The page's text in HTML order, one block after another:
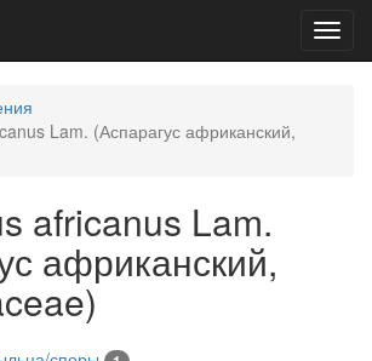
Lam. (Аспарагус африканский,
africanus Lam.
африканский,